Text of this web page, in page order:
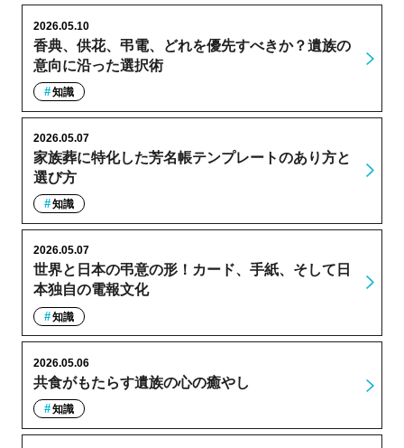
香典、供花、弔電、どれを優先すべきか？遺族の
意向に沿った選択術
2026.05.10
知識
家族葬に特化した芳名帳テンプレートのあり方と
選び方
2026.05.07
知識
世界と日本の弔意の形！カード、手紙、そして日
本独自の電報文化
2026.05.07
知識
共食がもたらす遺族の心の癒やし
2026.05.06
知識